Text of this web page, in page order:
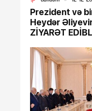
Prezident və
Heydər
ZİYARƏT